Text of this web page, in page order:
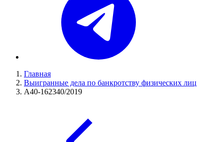
Главная
Выигранные дела по банкротству физических лиц
А40-162340/2019